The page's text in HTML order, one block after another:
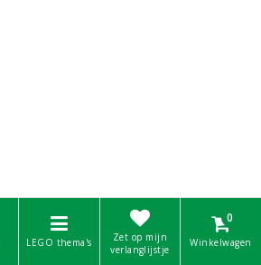
LEGO thema's
Zet op mijn
verlanglijstje
0
Winkelwagen